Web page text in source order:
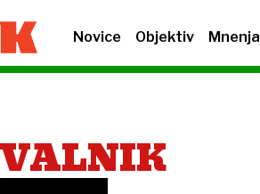
Novice Objektiv Mnenja